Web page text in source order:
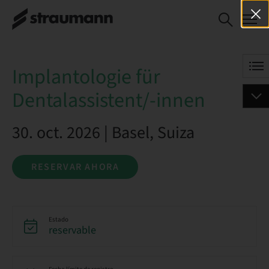
Implantologie für
Dentalassistent/-innen
RESERVAR AHORA
Implantologie für
Dentalassistent/-innen
30. oct. 2026 | Basel, Suiza
RESERVAR AHORA
Estado
reservable